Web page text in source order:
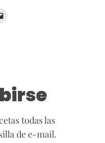
todas las
de e-mail.